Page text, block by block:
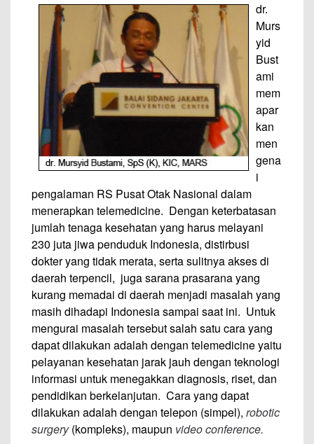
dr.
Murs
yid
Bust
ami
mem
apar
kan
men
gena
i
pengalaman RS Pusat Otak Nasional dalam
menerapkan telemedicine. Dengan keterbatasan
jumlah tenaga kesehatan yang harus melayani
230 juta jiwa penduduk Indonesia, distirbusi
dokter yang tidak merata, serta sulitnya akses di
daerah terpencil, juga sarana prasarana yang
kurang memadai di daerah menjadi masalah yang
masih dihadapi Indonesia sampai saat ini. Untuk
mengurai masalah tersebut salah satu cara yang
dapat dilakukan adalah dengan telemedicine yaitu
pelayanan kesehatan jarak jauh dengan teknologi
informasi untuk menegakkan diagnosis, riset, dan
pendidikan berkelanjutan. Cara yang dapat
dilakukan adalah dengan telepon (simpel), robotic
surgery(kompleks), maupun video conference.